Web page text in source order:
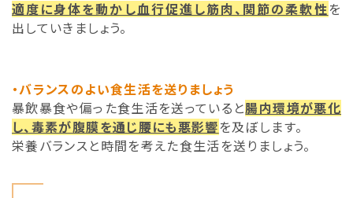
適度に身体を動かし血行促進し筋肉、関節の柔軟性を
出していきましょう。
・バランスのよい食生活を送りましょう
暴飲暴食や偏った食生活を送っていると腸内環境が悪化
し、毒素が腹膜を通じ腰にも悪影響を及ぼします。
栄養バランスと時間を考えた食生活を送りましょう。